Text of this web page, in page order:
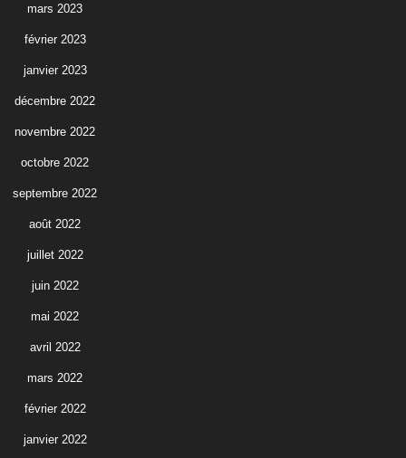
mars 2023
février 2023
janvier 2023
décembre 2022
novembre 2022
octobre 2022
septembre 2022
août 2022
juillet 2022
juin 2022
mai 2022
avril 2022
mars 2022
février 2022
janvier 2022